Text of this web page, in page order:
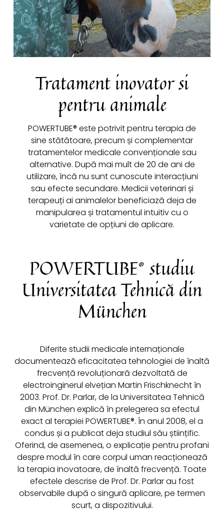
Tratament inovator si
pentru animale
POWERTUBE® este potrivit pentru terapia de
sine stătătoare, precum și complementar
tratamentelor medicale convenționale sau
alternative. După mai mult de 20 de ani de
utilizare, încă nu sunt cunoscute interacțiuni
sau efecte secundare. Medicii veterinari și
terapeuți ai animalelor beneficiază deja de
manipularea și tratamentul intuitiv cu o
varietate de opțiuni de aplicare.
POWERTUBE® studiu
Universitatea Tehnică din
München
Diferite studii medicale internaționale
documentează eficacitatea tehnologiei de înaltă
frecvență revoluționară dezvoltată de
electroinginerul elvețian Martin Frischknecht în
2003. Prof. Dr. Parlar, de la Universitatea Tehnică
din München explică în prelegerea sa efectul
exact al terapiei POWERTUBE®. În anul 2008, el a
condus și a publicat deja studiul său științific.
Oferind, de asemenea, o explicație pentru profani
despre modul în care corpul uman reacționează
la terapia inovatoare, de înaltă frecvență. Toate
efectele descrise de Prof. Dr. Parlar au fost
observabile după o singură aplicare, pe termen
scurt, a dispozitivului.